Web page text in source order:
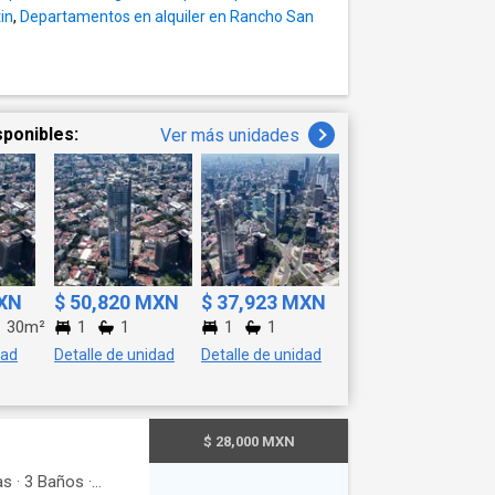
y arte que se
a cambios sin
están
las fotografías.
deberán
, Departamentos en alquiler en Rancho San
Ver más unidades
30m²
$ 50,820 MXN
1 1
Detalle de unidad
$ 37,923 MXN
1 1
Detalle de unidad
· 3 Baños ·
$ 28,000 MXN